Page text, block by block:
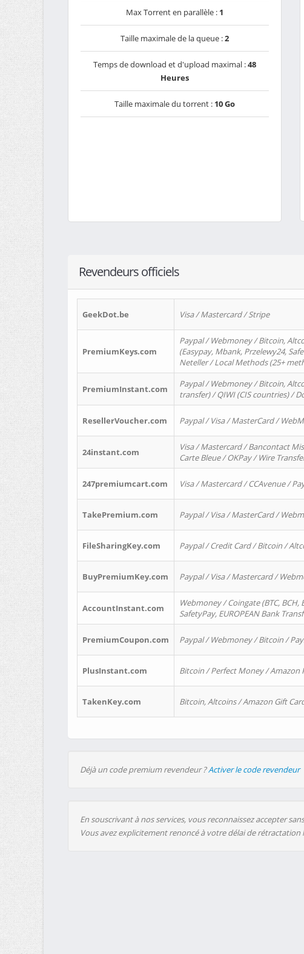
Max Torrent en parallèle : 1
Taille maximale de la queue :2
Temps de download et d'upload maximal :48
Heures
Taille maximale du torrent : 10 Go
Revendeurs officiels
GeekDot.be Visa / Mastercard / Stripe
PremiumKeys.com
Paypal / Webmoney / Bitcoin,
(Easypay, Mbank, Przelewy24,
Neteller / Local Methods (25+
PremiumInstant.com
Paypal / Webmoney / Bitcoin,
transfer) / QIWI (CIS countries) /
ResellerVoucher.com Paypal / Visa / MasterCard /
24instant.com
Visa / Mastercard / Bancontact
Carte Bleue / OKPay / Wire
247premiumcart.com Visa / Mastercard / CCAvenue /
TakePremium.com Paypal / Visa / MasterCard /
FileSharingKey.com Paypal / Credit Card / Bitcoin /
BuyPremiumKey.com Paypal / Visa / Mastercard /
AccountInstant.com
Webmoney / Coingate (BTC, BCH,
SafetyPay, EUROPEAN Bank
PremiumCoupon.com Paypal / Webmoney / Bitcoin /
PlusInstant.com Bitcoin / Perfect Money / Amazon
TakenKey.com Bitcoin, Altcoins / Amazon Gift
Déjà un code premium revendeur ?Activer le code revendeur
En souscrivant à nos services, vous reconnaissez accepter
Vous avez explicitement renoncé à votre délai de